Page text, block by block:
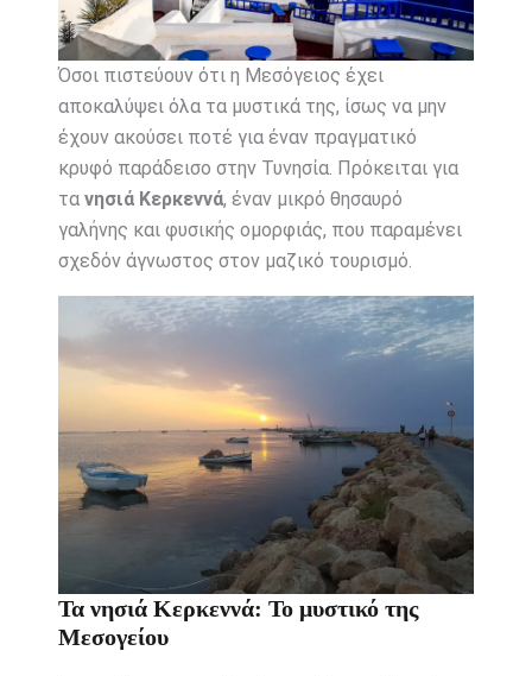
Όσοι πιστεύουν ότι η Μεσόγειος έχει
αποκαλύψει όλα τα μυστικά της, ίσως να μην
έχουν ακούσει ποτέ για έναν πραγματικό
κρυφό παράδεισο στην Τυνησία. Πρόκειται για
τα νησιά Κερκεννά, έναν μικρό θησαυρό
γαλήνης και φυσικής ομορφιάς, που παραμένει
σχεδόν άγνωστος στον μαζικό τουρισμό.
Τα νησιά Κερκεννά: Το μυστικό της
Μεσογείου